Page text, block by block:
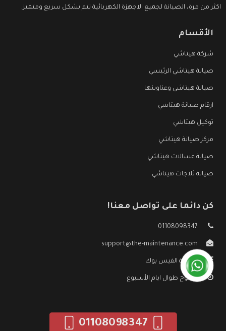
اكثر من مرة، الصيانة لجميع الاجهزة الكهربائية تتم بشكل سريع ومتميز.
الأقسام
شركة هيتاشي
صيانة هيتاشي الرئيسي
صيانة هيتاشي وعناوينها
ارقام صيانة هيتاشي
توكيل هيتاشي
مركز صيانة هيتاشي
صيانة غسالات هيتاشي
صيانة ثلاجات هيتاشي
كن دائما على تواصل معنا!
01108098347
support@the-maintenance.com
صفحة الفيس بوك
مفتوح طوال ايام الأسبوع
01108098347